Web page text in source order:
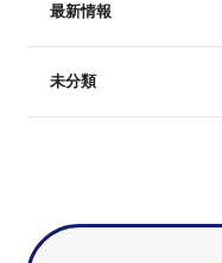
最新情報
未分類